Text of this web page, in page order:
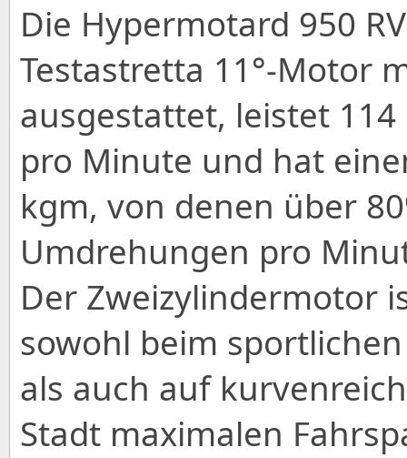
Die Hypermotard 950
Testastretta 11°-Motor
ausgestattet, leistet
pro Minute und hat
kgm, von denen über
Umdrehungen pro
Der Zweizylindermotor
sowohl beim
als auch auf
Stadt maximalen